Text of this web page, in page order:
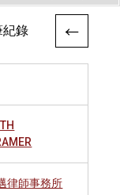
紀錄
律師事務所